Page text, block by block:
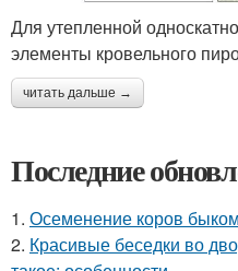
Для утепленной
элементы кровельного
читать дальше →
Последние
1. Осеменение коров быком
2. Красивые беседки во